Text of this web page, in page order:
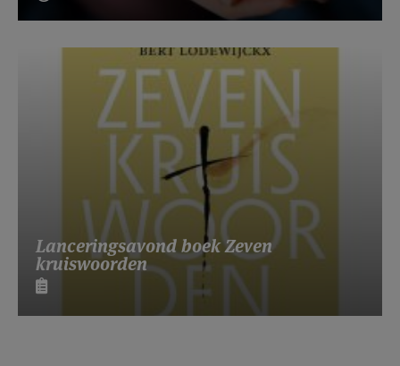
Lanceringsavond boek Zeven
kruiswoorden